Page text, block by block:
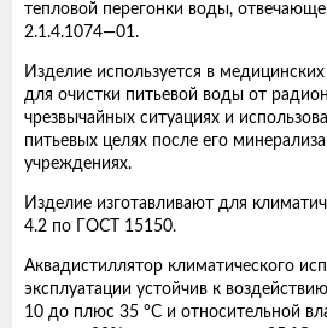
тепловой перегонки воды,
2.1.4.1074—01.
Изделие используется в
для очистки питьевой воды от
чрезвычайных ситуациях и
питьевых целях после его
учреждениях.
Изделие изготавливают для
4.2 по ГОСТ 15150.
Аквадистиллятор климатического
эксплуатации устойчив к
10 до плюс 35 °С и относительной